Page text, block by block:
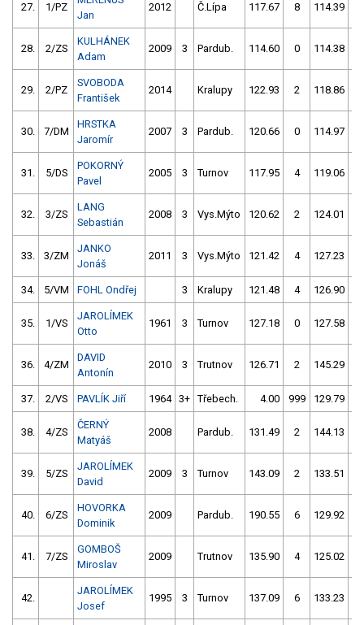
27. 1/PZ
Jan
2012 Č.Lípa 117.67 8 114.39
28. 2/ZS
KULHÁNEK
Adam
2009 3 Pardub. 114.60 0 114.38
29. 2/PZ
SVOBODA
František
2014 Kralupy 122.93 2 118.86
30. 7/DM
HRSTKA
Jaromír
2007 3 Pardub. 120.66 0 114.97
31. 5/DS
POKORNÝ
Pavel
2005 3 Turnov 117.95 4 119.06
32. 3/ZS
LANG
Sebastián
2008 3 Vys.Mýto 120.62 2 124.01
33. 3/ZM
JANKO
Jonáš
2011 3 Vys.Mýto 121.42 4 127.23
34. 5/VM FOHL Ondřej 3 Kralupy 121.48 4 126.90
35. 1/VS
JAROLÍMEK
Otto
1961 3 Turnov 127.18 0 127.58
36. 4/ZM
DAVID
Antonín
2010 3 Trutnov 126.71 2 145.29
37. 2/VS PAVLÍK Jiří 1964 3+ Třebech. 4.00 999 129.79
38. 4/ZS
ČERNÝ
Matyáš
2008 Pardub. 131.49 2 144.13
39. 5/ZS
JAROLÍMEK
David
2009 3 Turnov 143.09 2 133.51
40. 6/ZS
HOVORKA
Dominik
2009 Pardub. 190.55 6 129.92
41. 7/ZS
GOMBOŠ
Miroslav
2009 Trutnov 135.90 4 125.02
42.
JAROLÍMEK
Josef
1995 3 Turnov 137.09 6 133.23